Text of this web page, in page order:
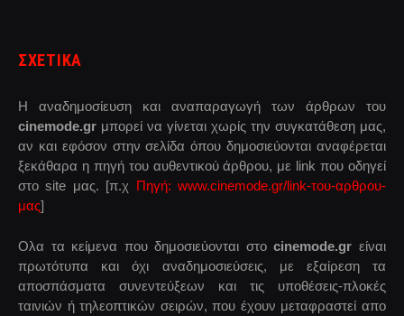
ΣΧΕΤΙΚΑ
Η αναδημοσίευση και αναπαραγωγή των άρθρων του
cinemode.gr μπορεί να γίνεται χωρίς την συγκατάθεση μας,
αν και εφόσον στην σελίδα όπου δημοσιεύονται αναφέρεται
ξεκάθαρα η πηγή του αυθεντικού άρθρου, με link που οδηγεί
στο site μας. [π.χ Πηγή: www.cinemode.gr/link-του-αρθρου-
μας]
Ολα τα κείμενα που δημοσιεύονται στοcinemode.gr είναι
πρωτότυπα και όχι αναδημοσιεύσεις, με εξαίρεση τα
αποσπάσματα συνεντεύξεων και τις υποθέσεις-πλοκές
ταινιών ή τηλεοπτικών σειρών, που έχουν μεταφραστεί απο